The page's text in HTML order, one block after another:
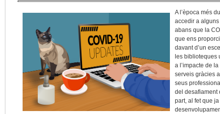
A l’època més
accedir a
abans que la
que ens
davant d’un
les biblioteques
a l’impacte de
serveis gràcies
seus
del desafiament
part, al fet que